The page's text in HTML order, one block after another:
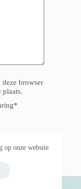
op onze website
browser
plaats.
*